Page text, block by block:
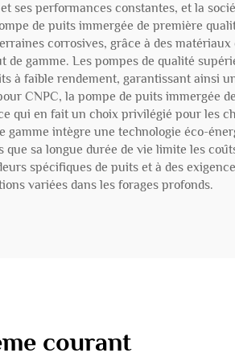
performances constantes, et la
de puits immergée de première
corrosives, grâce à des
gamme. Les pompes de qualité
à faible rendement, garantissant ainsi
CNPC, la pompe de puits immergée
qui en fait un choix privilégié pour les
intègre une technologie éco-
sa longue durée de vie limite les
spécifiques de puits et à des
variées dans les forages profonds.
courant